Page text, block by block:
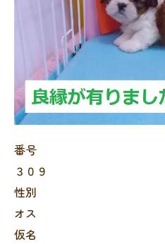
番号
３０９
性別
オス
仮名